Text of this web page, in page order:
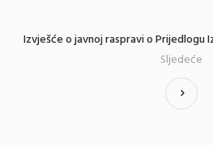
Izvješće o javnoj raspravi o Prijedlogu
Sljedeće